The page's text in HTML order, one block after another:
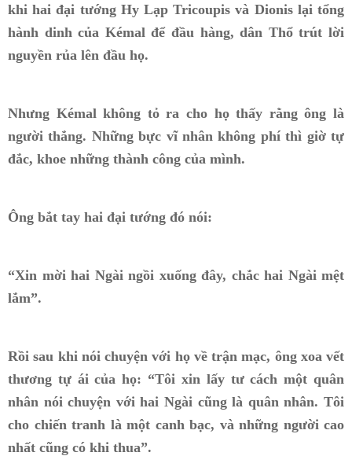
khi hai đại tướng Hy Lạp Tricoupis và Dionis lại tổng
hành dinh của Kémal để đầu hàng, dân Thổ trút lời
nguyền rủa lên đầu họ.
Nhưng Kémal không tỏ ra cho họ thấy rằng ông là
người thắng. Những bực vĩ nhân không phí thì giờ tự
đắc, khoe những thành công của mình.
Ông bắt tay hai đại tướng đó nói:
“Xin mời hai Ngài ngồi xuống đây, chắc hai Ngài mệt
lắm”.
Rồi sau khi nói chuyện với họ về trận mạc, ông xoa vết
thương tự ái của họ: “Tôi xin lấy tư cách một quân
nhân nói chuyện với hai Ngài cũng là quân nhân. Tôi
cho chiến tranh là một canh bạc, và những người cao
nhất cũng có khi thua”.